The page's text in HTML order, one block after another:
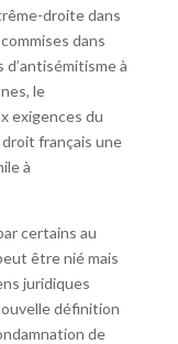
droite dans
dans
à
le
exigences du
français une
à
certains au
être nié mais
juridiques
définition
de